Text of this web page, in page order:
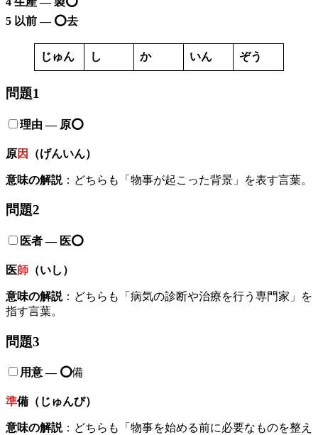
5 以前 — ⭕️去
じゅん し か いん ぞう
問題1
理由 — 原⭕️
原因 （げんいん）
意味の解説：どちらも「物事が起こった背景」を表す言葉。
問題2
医者— 医⭕️
医師 （いし）
意味の解説：どちらも「病気の診断や治療を行う専門家」を
指す言葉。
問題3
用意— ⭕️備
準備（じゅんび）
意味の解説：どちらも「物事を始める前に必要なものを整え